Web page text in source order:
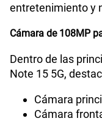
Reconocimiento
entretenimiento y
Cámara de 108MP
Dentro de las
Note 15 5G,
Cámara
Cámara